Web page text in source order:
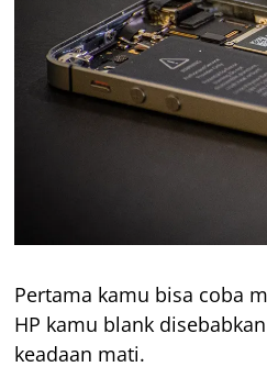
Pertama kamu bisa coba
HP kamu blank
keadaan mati.